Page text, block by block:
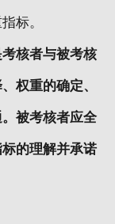
标。
核者与被考核
权重的确定、
被考核者应全
的理解并承诺